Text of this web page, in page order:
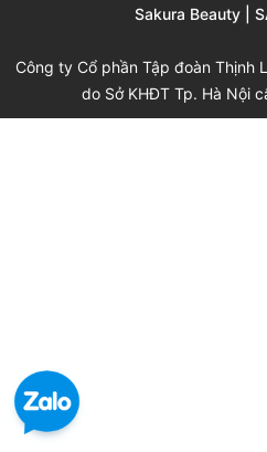
Sakura Beauty |
Công ty Cổ phần Tập đoàn Thịnh
do Sở KHĐT Tp. Hà Nội